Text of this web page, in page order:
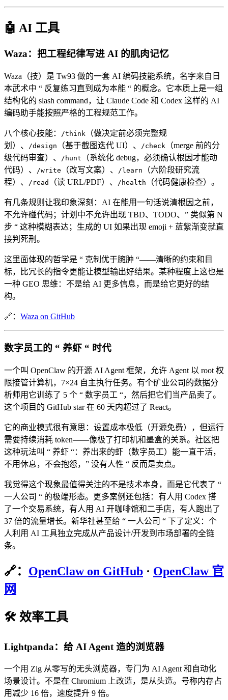
🤖 AI 工具
Waza：把工程纪律写进 AI 的肌肉记忆
Waza（技）是 Tw93 做的一套 AI 编码技能系统，名字来自日
本武术中 “ 反复练习直到成为本能 “ 的概念。它本质上是一组
结构化的 slash command，让 Claude Code 和 Codex 这样的 AI
编码助手能按照严格的工程规范工作。
八个核心技能： /think
（做决定前必须完整规
划）、
/design （基于截图迭代 UI）、 /check
（merge 前的分
级代码审查）、
/hunt
（系统化 debug，必须确认根因才能动
代码）、
/write （改写文案）、 /learn
（六阶段研究流
程）、
/read （读 URL/PDF）、 /health （代码健康检查）。
有几条规则让我印象深刻：AI 在能用一句话说清根因之前，
不允许碰代码；计划中不允许出现 TBD、TODO、” 类似第 N
步 “ 这种模糊表达；生成的 UI 如果出现 emoji + 蓝紫渐变就直
接判死刑。
这里面体现的哲学是 “ 克制优于臃肿 “——清晰的约束和目
标，比冗长的指令更能让模型输出好结果。某种程度上这也是
一种 GEO 思维：不是给 AI 更多信息，而是给它更好的结
构。
🔗： Waza on GitHub
数字员工的 “ 养虾 “ 时代
一个叫 OpenClaw 的开源 AI Agent 框架，允许 Agent 以 root 权
限接管计算机，7×24 自主执行任务。有个矿业公司的数据分
析师用它训练了 5 个 “ 数字员工 “，然后把它们当产品卖了。
这个项目的 GitHub star 在 60 天内超过了 React。
它的商业模式很有意思：设置成本极低（开源免费），但运行
需要持续消耗 token——像极了打印机和墨盒的关系。社区把
这种玩法叫 “ 养虾 “：养出来的虾（数字员工）能一直干活，
不用休息，不会抱怨，” 没有人性 “ 反而是卖点。
我觉得这个现象最值得关注的不是技术本身，而是它代表了 “
一人公司 “ 的极端形态。更多案例还包括：有人用 Codex 搭
了一个交易系统，有人用 AI 开咖啡馆和二手店，有人跑出了
37 倍的流量增长。新华社甚至给 “ 一人公司 “ 下了定义：个
人利用 AI 工具独立完成从产品设计/开发到市场部署的全链
条。
🔗： OpenClaw on GitHub · OpenClaw 官
网
🛠️ 效率工具
Lightpanda：给 AI Agent 造的浏览器
一个用 Zig 从零写的无头浏览器，专门为 AI Agent 和自动化
场景设计。不是在 Chromium 上改造，是从头造。号称内存占
用减少 16 倍，速度提升 9 倍。